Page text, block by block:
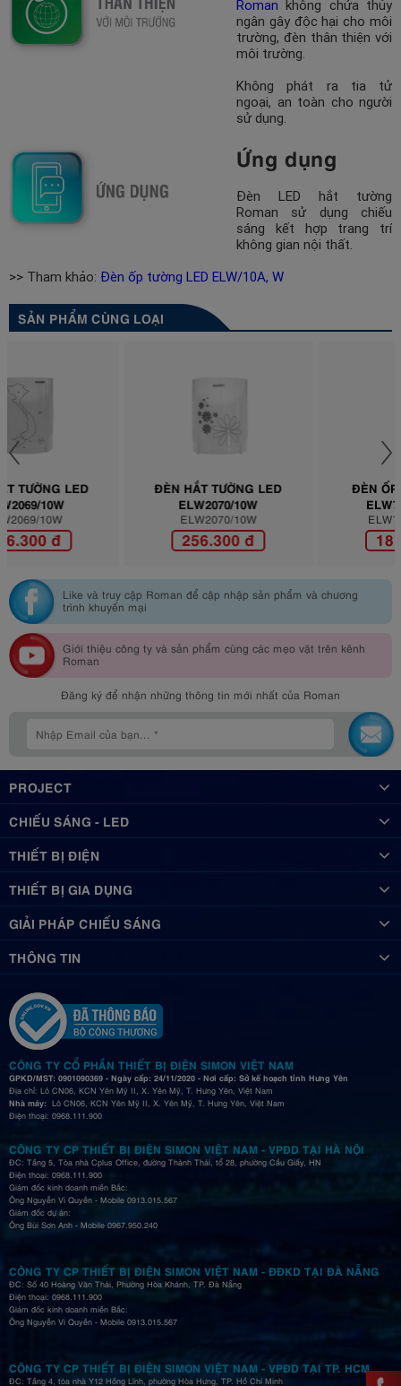
Roman không chứa thủy
ngân gây độc hại cho môi
trường, đèn thân thiện với
môi trường.
Không phát ra tia tử
ngoại, an toàn cho người
sử dụng.
Ứng dụng
Đèn LED hắt tường
Roman sử dụng chiếu
sáng kết hợp trang trí
không gian nội thất.
>> Tham khảo: Đèn ốp tường LED ELW/10A, W
SẢN PHẨM CÙNG LOẠI
ĐÈN HẮT TƯỜNG LED
ĐÈN ỐP TƯỜNG LED
Like và truy cập Roman để cập nhập sản phẩm và chương
trình khuyến mại
Giới thiệu công ty và sản phẩm cùng các mẹo vặt trên kênh
Roman
Đăng ký để nhận những thông tin mới nhất của Roman
PROJECT
CHIẾU SÁNG - LED
THIẾT BỊ ĐIỆN
THIẾT BỊ GIA DỤNG
GIẢI PHÁP CHIẾU SÁNG
THÔNG TIN
CÔNG TY CỔ PHẦN THIẾT BỊ ĐIỆN SIMON VIỆT NAM
GPKD/MST: 0901090369 - Ngày cấp: 24/11/2020 - Nơi cấp: Sở kế hoạch tỉnh Hưng Yên
Địa chỉ: Lô CN06, KCN Yên Mỹ II, X. Yên Mỹ, T. Hưng Yên, Việt Nam
Nhà máy: Lô CN06, KCN Yên Mỹ II, X. Yên Mỹ, T. Hưng Yên, Việt Nam
Điện thoại: 0968.111.900
CÔNG TY CP THIẾT BỊ ĐIỆN SIMON VIỆT NAM - VPĐD TẠI HÀ NỘI
ĐC: Tầng 5, Tòa nhà Cplus Office, đường Thành Thái, tổ 28, phường Cầu Giấy, HN
Điện thoại: 0968.111.900
Giám đốc kinh doanh miền Bắc:
Ông Nguyễn Vi Quyền - Mobile 0913.015.567
Giám đốc dự án:
Ông Bùi Sơn Anh - Mobile 0967.950.240
CÔNG TY CP THIẾT BỊ ĐIỆN SIMON VIỆT NAM - ĐĐKD TẠI ĐÀ NẴNG
ĐC: Số 40 Hoàng Văn Thái, Phường Hòa Khánh, TP. Đà Nẵng
Điện thoại: 0968.111.900
Giám đốc kinh doanh miền Bắc:
Ông Nguyễn Vi Quyền - Mobile 0913.015.567
CÔNG TY CP THIẾT BỊ ĐIỆN SIMON VIỆT NAM - VPĐD TẠI TP. HCM
ĐC: Tầng 4, tòa nhà Y12 Hồng Lĩnh, phường Hòa Hưng, TP. Hồ Chí Minh